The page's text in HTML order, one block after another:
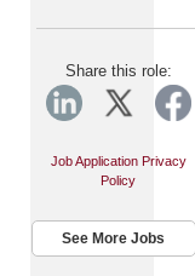
Share this role:
Job Application Privacy
Policy
See More Jobs